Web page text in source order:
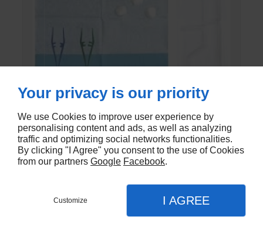
SET DE PANSEMENT DK
En stock - DK-803EC
Your privacy is our priority
We use Cookies to improve user experience by
personalising content and ads, as well as analyzing
traffic and optimizing social networks functionalities.
By clicking "I Agree" you consent to the use of Cookies
from our partners Google Facebook.
Customize I AGREE